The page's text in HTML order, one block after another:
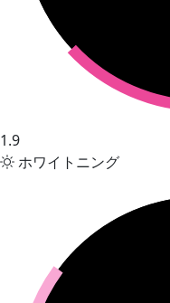
1.9
ホワイトニング